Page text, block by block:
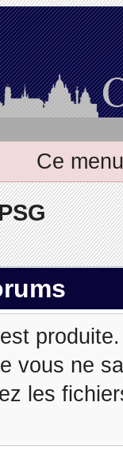
Ce
vous ne
les